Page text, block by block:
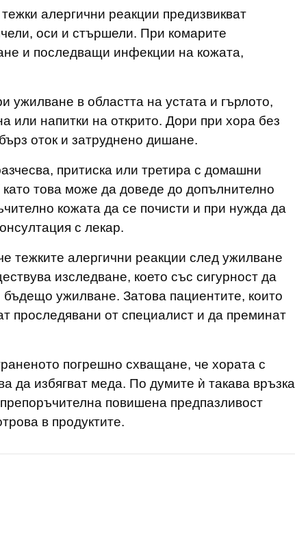
алергични реакции предизвикват
оси и стършели. При комарите
и последващи инфекции на кожата,
ужилване в областта на устата и гърлото,
или напитки на открито. Дори при хора без
оток и затруднено дишане.
притиска или третира с домашни
това може да доведе до допълнително
кожата да се почисти и при нужда да
с лекар.
тежките алергични реакции след ужилване
изследване, което със сигурност да
ужилване. Затова пациентите, които
проследявани от специалист и да преминат
погрешно схващане, че хората с
да избягват меда. По думите ѝ такава връзка
повишена предпазливост
в продуктите.